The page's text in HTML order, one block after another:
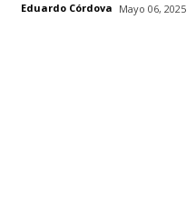
Eduardo Córdova Mayo 06, 2025